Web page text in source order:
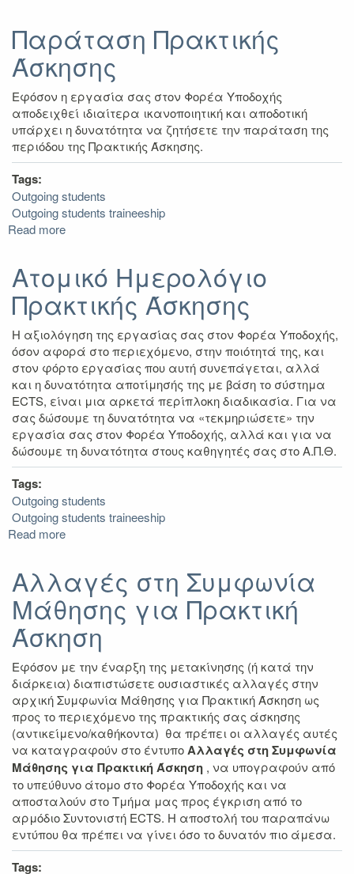
την
από
τον
Φορέα
Υποδοχής
Παράταση Πρακτικής
Άσκησης
Εφόσον η εργασία σας στον Φορέα Υποδοχής
αποδειχθεί ιδιαίτερα ικανοποιητική και αποδοτική
υπάρχει η δυνατότητα να ζητήσετε την παράταση της
περιόδου της Πρακτικής Άσκησης.
Tags:
Outgoing students
Outgoing students traineeship
Read more
Άσκησης
Ατομικό Ημερολόγιο
Πρακτικής Άσκησης
Η αξιολόγηση της εργασίας σας στον Φορέα Υποδοχής,
όσον αφορά στο περιεχόμενο, στην ποιότητά της, και
στον φόρτο εργασίας που αυτή συνεπάγεται, αλλά
και η δυνατότητα αποτίμησής της με βάση το σύστημα
ECTS, είναι μια αρκετά περίπλοκη διαδικασία. Για να
σας δώσουμε τη δυνατότητα να «τεκμηριώσετε» την
εργασία σας στον Φορέα Υποδοχής, αλλά και για να
δώσουμε τη δυνατό­τητα στους καθηγητές σας στο Α.Π.Θ.
Tags:
Outgoing students
Outgoing students traineeship
Read more
Πρακτικής
Άσκησης
Αλλαγές στη Συμφωνία
Μάθησης για Πρακτική
Άσκηση
Εφόσον με την έναρξη της μετακίνησης (ή κατά την
διάρκεια) διαπιστώσετε ουσιαστικές αλλαγές στην
αρχική Συμφωνία Μάθησης για Πρακτική Άσκηση ως
προς το περιεχόμενο της πρακτικής σας άσκησης
(αντικείμενο/καθήκοντα) θα πρέπει οι αλλαγές αυτές
να καταγραφούν στο έντυποΑλλαγές στη Συμφωνία
Μάθησης για Πρακτική Άσκηση , να υπογραφούν από
το υπεύθυνο άτομο στο Φορέα Υποδοχής και να
αποσταλούν στο Τμήμα μας προς έγκριση από το
αρμόδιο Συντονιστή ECTS. Η αποστολή του παραπάνω
εντύπου θα πρέπει να γίνει όσο το δυνατόν πιο άμεσα.
Tags: